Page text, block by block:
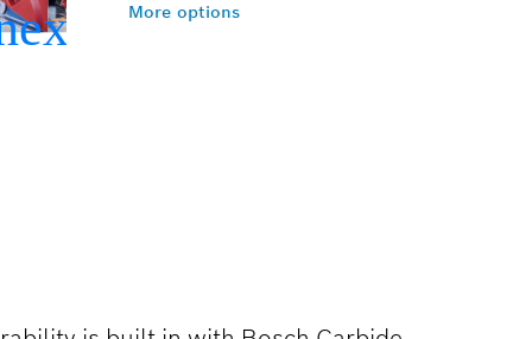
More options